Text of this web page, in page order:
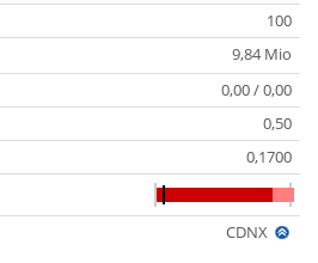
100
9,84 Mio
0,00 / 0,00
0,50
0,1700
CDNX